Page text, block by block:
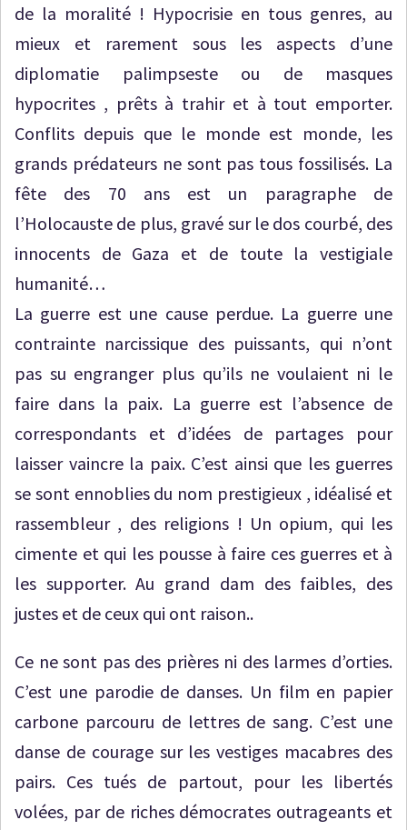
de la moralité ! Hypocrisie en tous genres, au
mieux et rarement sous les aspects d’une
diplomatie palimpseste ou de masques
hypocrites , prêts à trahir et à tout emporter.
Conflits depuis que le monde est monde, les
grands prédateurs ne sont pas tous fossilisés. La
fête des 70 ans est un paragraphe de
l’Holocauste de plus, gravé sur le dos courbé, des
innocents de Gaza et de toute la vestigiale
humanité…
La guerre est une cause perdue. La guerre une
contrainte narcissique des puissants, qui n’ont
pas su engranger plus qu’ils ne voulaient ni le
faire dans la paix. La guerre est l’absence de
correspondants et d’idées de partages pour
laisser vaincre la paix. C’est ainsi que les guerres
se sont ennoblies du nom prestigieux , idéalisé et
rassembleur , des religions ! Un opium, qui les
cimente et qui les pousse à faire ces guerres et à
les supporter. Au grand dam des faibles, des
justes et de ceux qui ont raison..
Ce ne sont pas des prières ni des larmes d’orties.
C’est une parodie de danses. Un film en papier
carbone parcouru de lettres de sang. C’est une
danse de courage sur les vestiges macabres des
pairs. Ces tués de partout, pour les libertés
volées, par de riches démocrates outrageants et